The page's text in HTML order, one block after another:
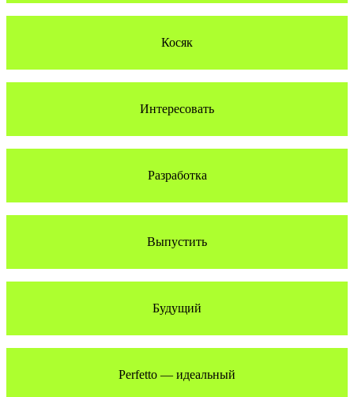
Косяк
Интересовать
Разработка
Выпустить
Будущий
Perfetto — идеальный